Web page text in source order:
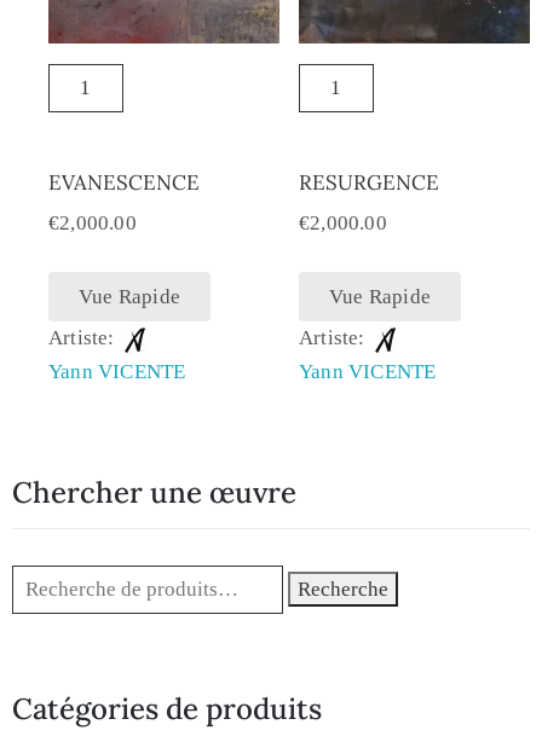
EVANESCENCE
€2,000.00
Vue Rapide
Artiste:
Yann VICENTE
RESURGENCE
€2,000.00
Vue Rapide
Artiste:
Yann VICENTE
Chercher une œuvre
Recherche
Catégories de produits